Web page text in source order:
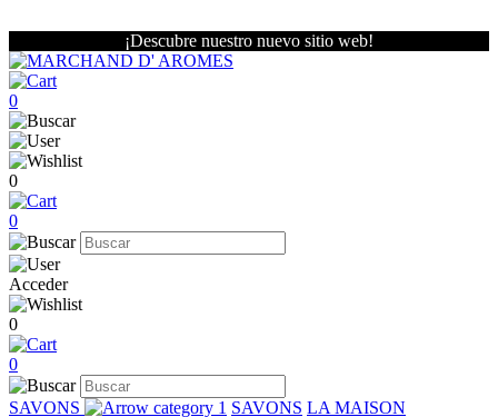
¡Descubre nuestro nuevo sitio web!
0
0
0
Acceder
0
0
SAVONS SAVONS LA MAISON